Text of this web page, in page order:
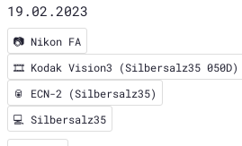
19.02.2023
📷 Nikon FA
🎞️ Kodak Vision3 (Silbersalz35 050D)
🥫 ECN-2 (Silbersalz35)
💻 Silbersalz35